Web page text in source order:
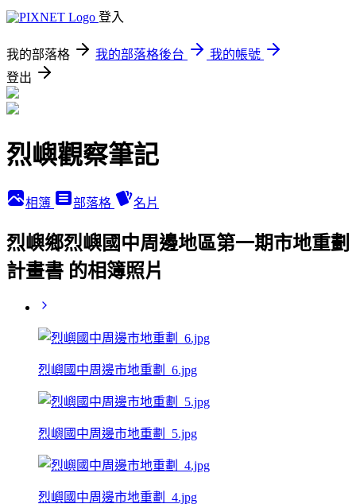
登入
我的部落格 我的部落格後台
我的帳號
登出
烈嶼觀察筆記
相簿 部落格 名片
烈嶼鄉烈嶼國中周邊地區第一期市地重劃
計畫書 的相簿照片
烈嶼國中周邊市地重劃_6.jpg
烈嶼國中周邊市地重劃_5.jpg
烈嶼國中周邊市地重劃_4.jpg